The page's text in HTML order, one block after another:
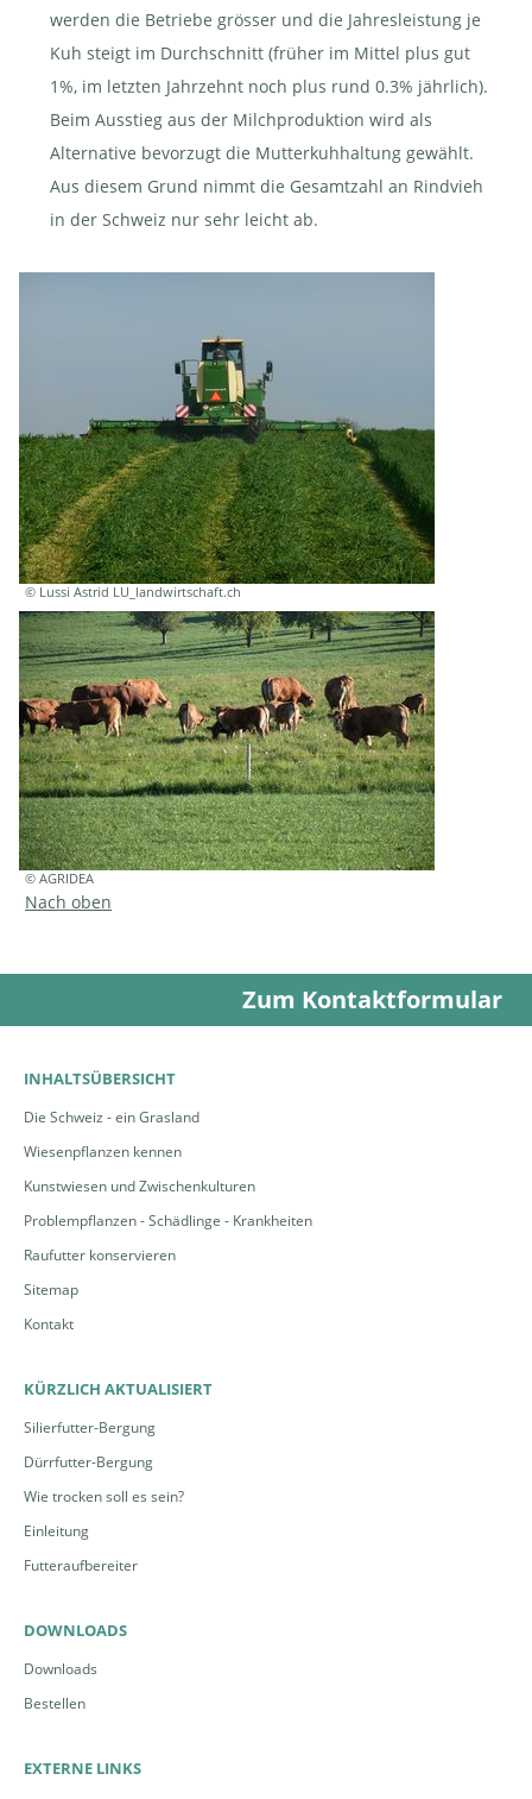
werden die Betriebe grösser und die Jahresleistung je
Kuh steigt im Durchschnitt (früher im Mittel plus gut
1%, im letzten Jahrzehnt noch plus rund 0.3% jährlich).
Beim Ausstieg aus der Milchproduktion wird als
Alternative bevorzugt die Mutterkuhhaltung gewählt.
Aus diesem Grund nimmt die Gesamtzahl an Rindvieh
in der Schweiz nur sehr leicht ab.
© Lussi Astrid LU_landwirtschaft.ch
© AGRIDEA
Nach oben
Zum Kontaktformular
INHALTSÜBERSICHT
Die Schweiz - ein Grasland
Wiesenpflanzen kennen
Kunstwiesen und Zwischenkulturen
Problempflanzen - Schädlinge - Krankheiten
Raufutter konservieren
Sitemap
Kontakt
KÜRZLICH AKTUALISIERT
Silierfutter-Bergung
Dürrfutter-Bergung
Wie trocken soll es sein?
Einleitung
Futteraufbereiter
DOWNLOADS
Downloads
Bestellen
EXTERNE LINKS